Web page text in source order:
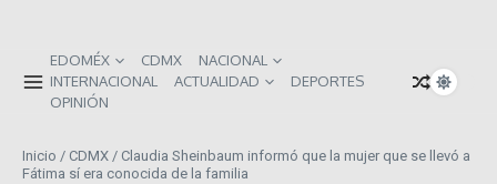
EDOMÉX CDMX
NACIONAL
INTERNACIONAL
ACTUALIDAD
DEPORTES
OPINIÓN
Inicio / CDMX / Claudia Sheinbaum informó que la mujer que se llevó a
Fátima sí era conocida de la familia